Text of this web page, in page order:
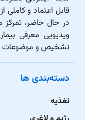
قابل اعتماد و کاملی
در حال حاضر،
ویدیویی معرفی
تشخیص و موضوعات
دسته‌بندی ها
تغذیه